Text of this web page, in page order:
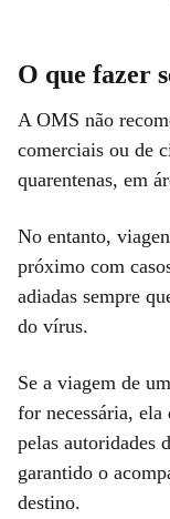
O que fazer
A OMS não
comerciais ou de
quarentenas, em
No entanto,
próximo com
adiadas sempre
do vírus.
Se a viagem de
for necessária, ela
pelas autoridades
garantido o
destino.